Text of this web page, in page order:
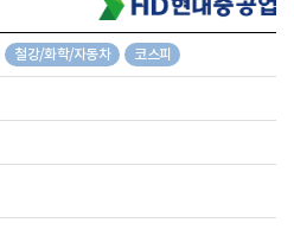
철강/화학/자동차 코스피